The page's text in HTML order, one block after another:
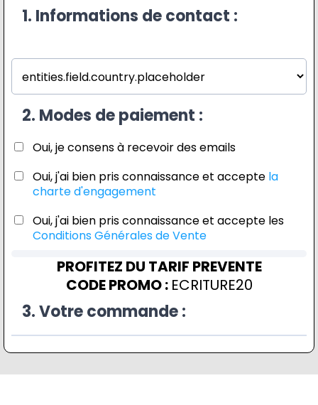
1. Informations de contact :
2. Modes de paiement :
Oui, je consens à recevoir des emails
Oui, j'ai bien pris connaissance et accepte la
charte d'engagement
Oui, j'ai bien pris connaissance et accepte les
Conditions Générales de Vente
PROFITEZ DU TARIF PREVENTE
CODE PROMO : ECRITURE20
3. Votre commande :